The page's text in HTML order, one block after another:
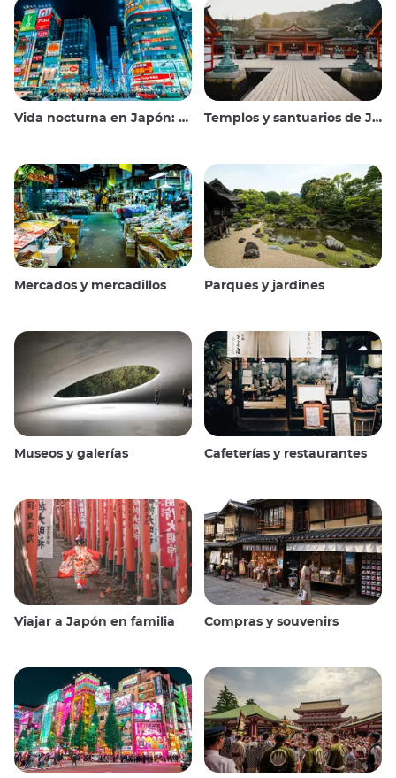
Vida nocturna en Japón: salir, ver y beber Templos y santuarios de Japón
Mercados y mercadillos Parques y jardines
Museos y galerías Cafeterías y restaurantes
Viajar a Japón en familia Compras y souvenirs